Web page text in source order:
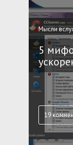
Мысли
5
19